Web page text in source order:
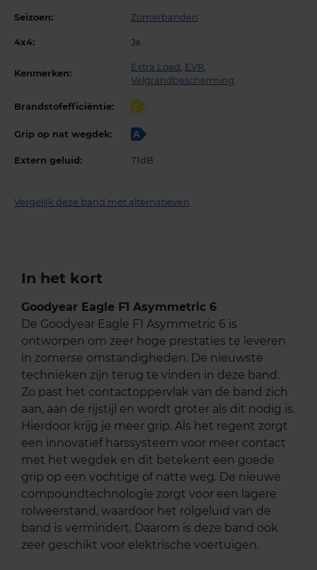
Seizoen: Zomerbanden
4x4: Ja
Kenmerken:
Extra Load EVR
Velgrandbescherming
Brandstofefficiëntie: C
Grip op nat wegdek: A
Extern geluid: 71dB
Vergelijk deze band met alternatieven
In het kort
Goodyear Eagle F1 Asymmetric 6
De Goodyear Eagle F1 Asymmetric 6 is
ontworpen om zeer hoge prestaties te leveren
in zomerse omstandigheden. De nieuwste
technieken zijn terug te vinden in deze band.
Zo past het contactoppervlak van de band zich
aan, aan de rijstijl en wordt groter als dit nodig is.
Hierdoor krijg je meer grip. Als het regent zorgt
een innovatief harssysteem voor meer contact
met het wegdek en dit betekent een goede
grip op een vochtige of natte weg. De nieuwe
compoundtechnologie zorgt voor een lagere
rolweerstand, waardoor het rolgeluid van de
band is vermindert. Daarom is deze band ook
zeer geschikt voor elektrische voertuigen.